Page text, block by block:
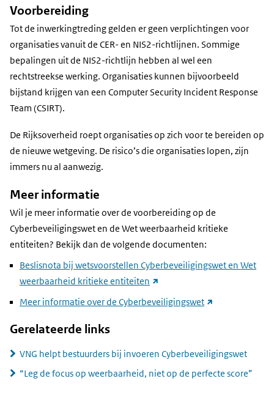
Voorbereiding
Tot de inwerkingtreding gelden er geen verplichtingen voor
organisaties vanuit de CER- en NIS2-richtlijnen. Sommige
bepalingen uit de NIS2-richtlijn hebben al wel een
rechtstreekse werking. Organisaties kunnen bijvoorbeeld
bijstand krijgen van een Computer Security Incident Response
Team (CSIRT).
De Rijksoverheid roept organisaties op zich voor te bereiden op
de nieuwe wetgeving. De risico’s die organisaties lopen, zijn
immers nu al aanwezig.
Meer informatie
Wil je meer informatie over de voorbereiding op de
Cyberbeveiligingswet en de Wet weerbaarheid kritieke
entiteiten? Bekijk dan de volgende documenten:
Beslisnota bij wetsvoorstellen Cyberbeveiligingswet en Wet
weerbaarheid kritieke entiteiten (link
naar
Meer informatie over de Cyberbeveiligingswet(link
website)
Gerelateerde links
VNG helpt bestuurders bij invoeren Cyberbeveiligingswet
“Leg de focus op weerbaarheid, niet op de perfecte score”